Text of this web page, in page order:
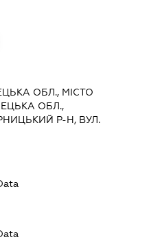
ОБЛ., МІСТО
ОБЛ.,
Р-Н, ВУЛ.